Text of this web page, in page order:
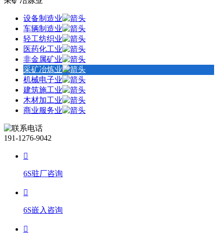
设备制造业
车辆制造业
轻工纺织业
医药化工业
非金属矿业
采矿冶炼业
机械电子业
建筑施工业
木材加工业
商业服务业
191-1276-9042
6S驻厂咨询
6S嵌入咨询